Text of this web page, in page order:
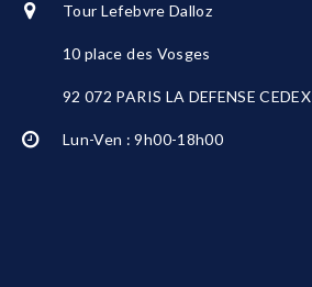
Tour Lefebvre Dalloz
10 place des Vosges
92 072 PARIS LA DEFENSE CEDEX
Lun-Ven : 9h00-18h00